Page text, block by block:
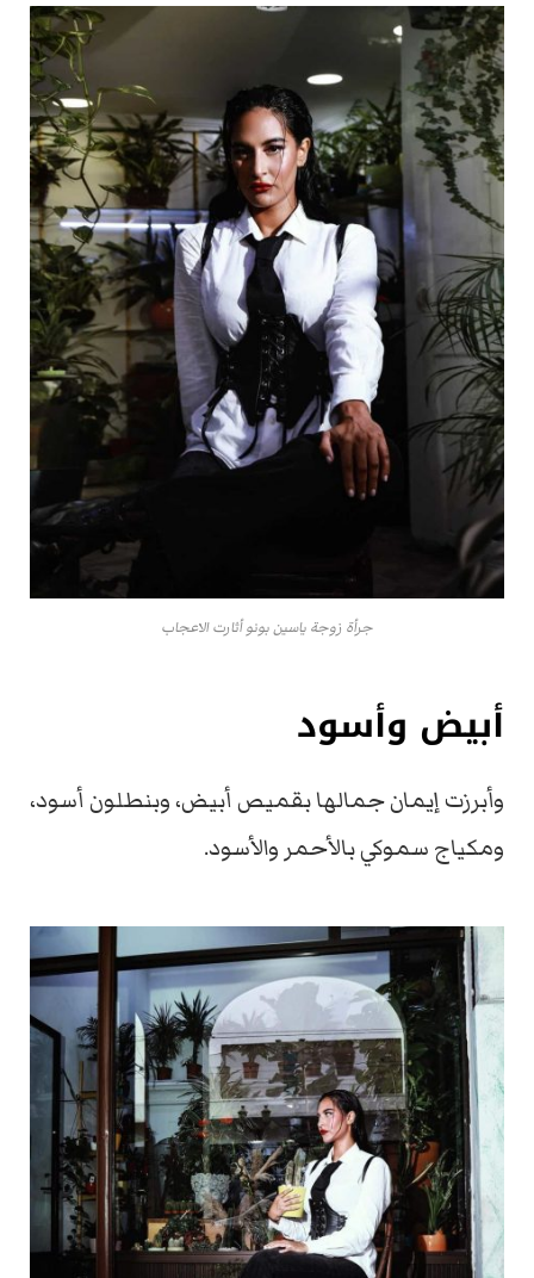
جرأة زوجة ياسين بونو أثارت الاعجاب
أبيض وأسود
وأبرزت إيمان جمالها بقميص أبيض، وبنطلون أسود،
ومكياج سموكي بالأحمر والأسود.